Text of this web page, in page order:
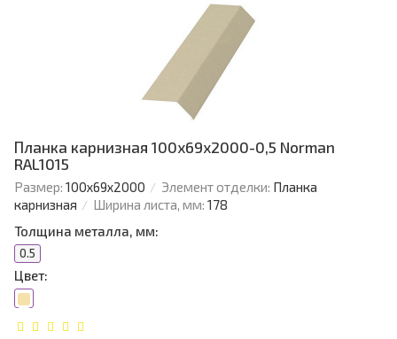
Планка карнизная 100х69х2000-0,5 Norman
RAL1015
Размер: 100х69х2000 Элемент отделки: Планка
карнизная
Ширина листа, мм: 178
Толщина металла, мм:
0.5
Цвет: